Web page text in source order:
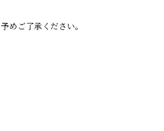
めご了承ください。